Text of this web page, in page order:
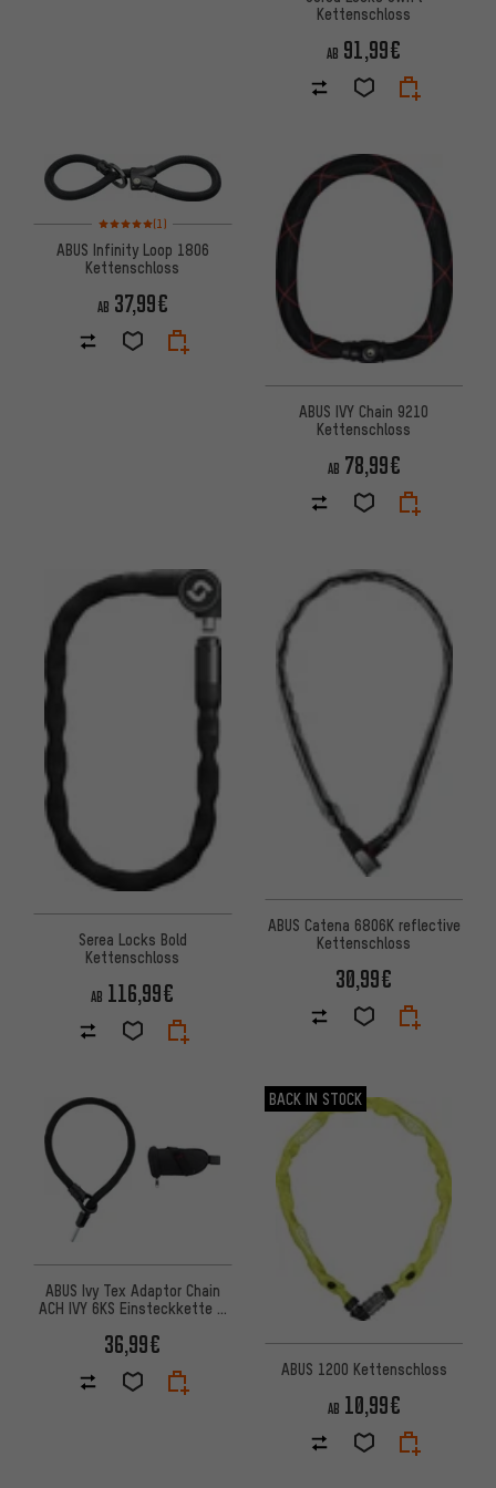
Kettenschloss
AB 91,99€
Bewertungen: 5 von 5 basierend auf 1 Bewertungen
(1)
ABUS Infinity Loop 1806
Kettenschloss
AB 37,99€
ABUS IVY Chain 9210
Kettenschloss
AB 78,99€
Serea Locks Bold
Kettenschloss
AB 116,99€
ABUS Catena 6806K reflective
Kettenschloss
30,99€
ABUS Ivy Tex Adaptor Chain
ACH IVY 6KS Einsteckkette +
36,99€
BACK IN STOCK
ABUS 1200 Kettenschloss
AB 10,99€